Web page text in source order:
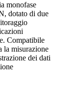
monofase
dotato di due
Compatibile
la misurazione
dei dati